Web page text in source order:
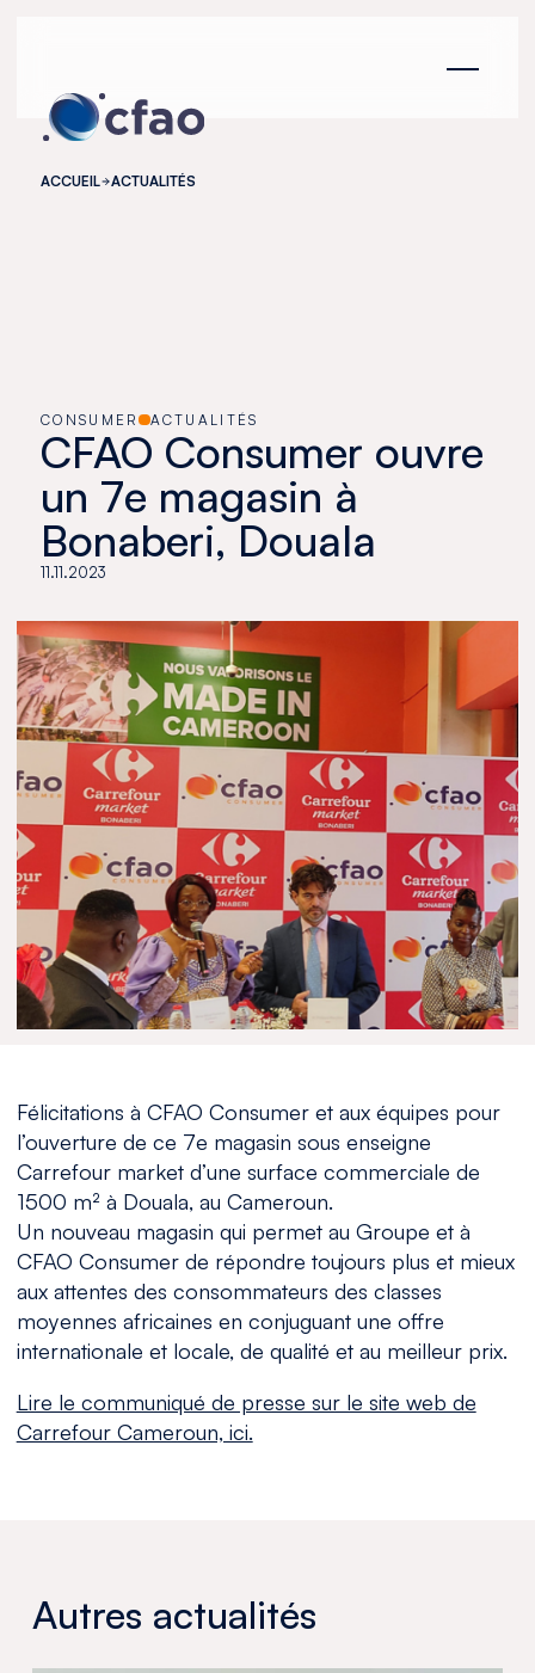
ACCUEIL ACTUALITÉS
CONSUMER ACTUALITÉS
CFAO Consumer ouvre
un 7e magasin à
Bonaberi, Douala
11.11.2023
Félicitations à CFAO Consumer et aux équipes pour
l’ouverture de ce 7e magasin sous enseigne
Carrefour market d’une surface commerciale de
1500 m² à Douala, au Cameroun.
Un nouveau magasin qui permet au Groupe et à
CFAO Consumer de répondre toujours plus et mieux
aux attentes des consommateurs des classes
moyennes africaines en conjuguant une offre
internationale et locale, de qualité et au meilleur prix.
Lire le communiqué de presse sur le site web de
Carrefour Cameroun, ici.
Autres actualités